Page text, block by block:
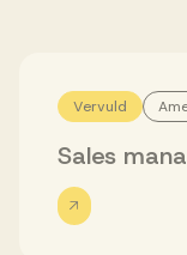
Vervuld
Sales